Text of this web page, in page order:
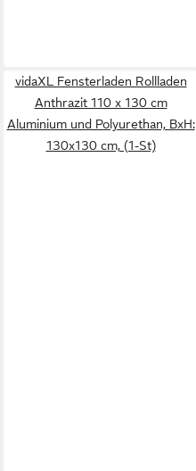
vidaXL Fensterladen Rollladen
Anthrazit 110 x 130 cm
Aluminium und Polyurethan, BxH:
130x130 cm, (1-St)